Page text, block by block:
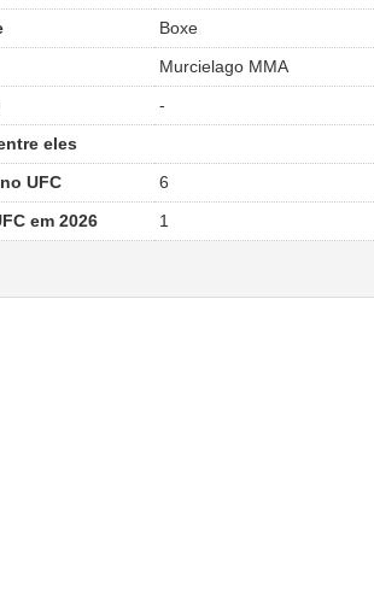
Boxe
Murcielago MMA
-
eles
UFC
6
em 2026 1